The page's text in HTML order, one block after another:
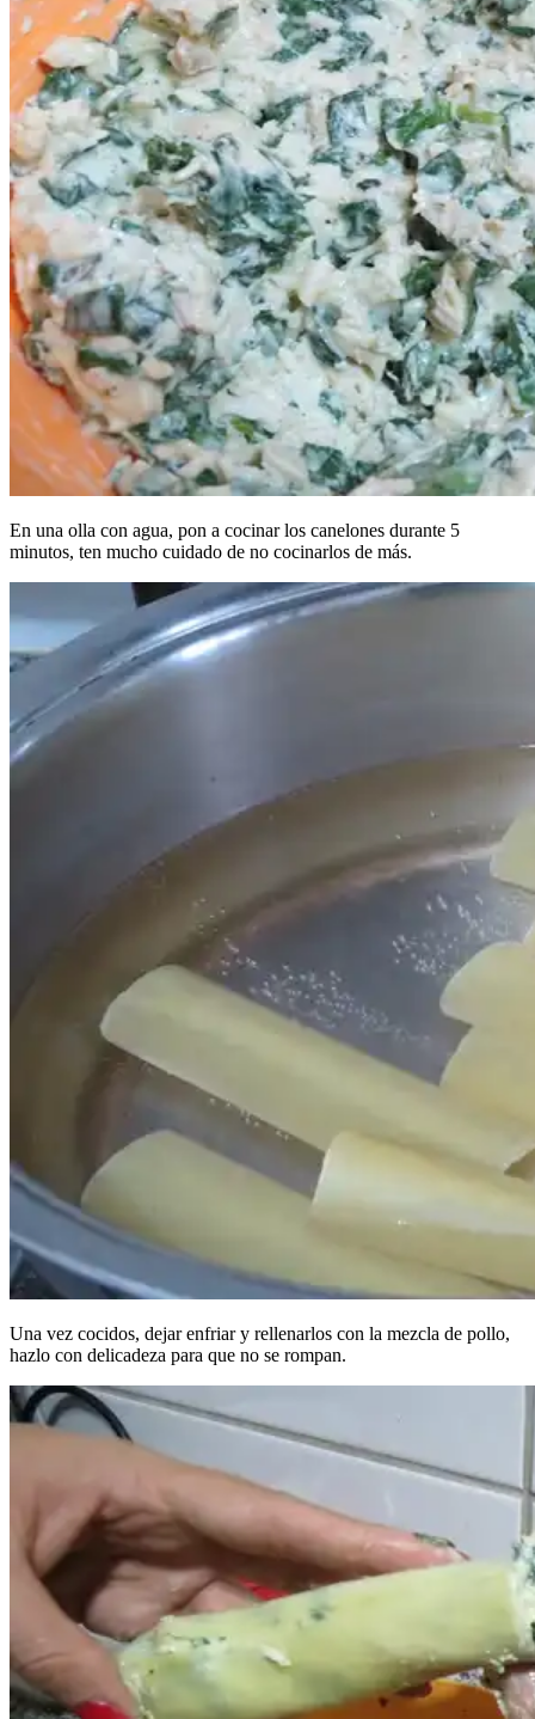
En una olla con agua, pon a cocinar los canelones durante 5
minutos, ten mucho cuidado de no cocinarlos de más.
Una vez cocidos, dejar enfriar y rellenarlos con la mezcla de pollo,
hazlo con delicadeza para que no se rompan.